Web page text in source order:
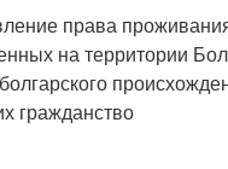
права
на территории
гражданство